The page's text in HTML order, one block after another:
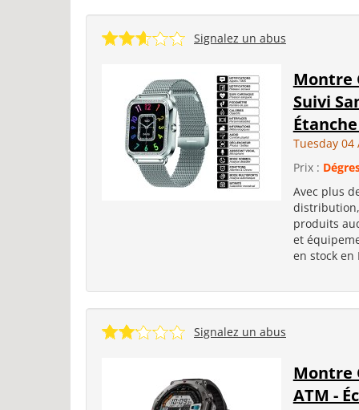
Signalez un abus
Montre
Suivi
Tuesday 04
Prix :
Avec plus
produits
et
en stock en
Signalez un abus
Montre
ATM -